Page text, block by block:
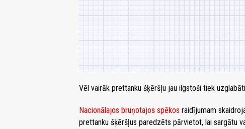
Vēl vairāk prettanku šķēršļu jau ilgstoši tiek
Nacionālajos bruņotajos spēkos raidījumam
prettanku šķēršļus paredzēts pārvietot, lai sargātu